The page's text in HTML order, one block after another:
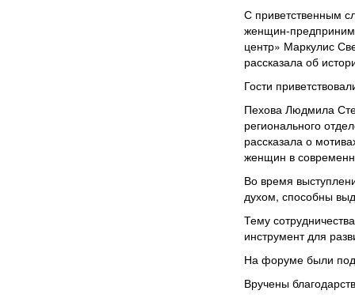
С приветственным
женщин-
центр» Маркулис
рассказала об
Гости
Пехова Людмила
регионального
рассказала о
женщин в
Во время
духом, способны
Тему
инструмент для
На форуме были
Вручены